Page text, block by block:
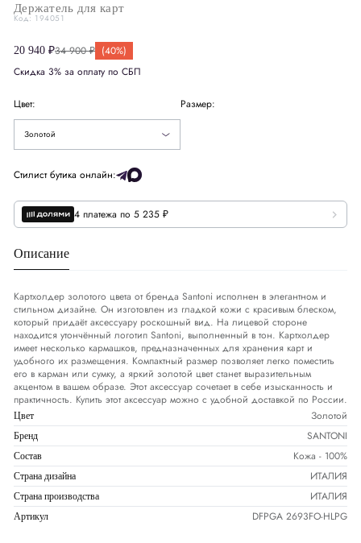
Держатель для карт
Код: 194051
20 940 ₽34 900 ₽ (40%)
Скидка 3% за оплату по СБП
Цвет:
Золотой
Размер:
Стилист бутика онлайн:
4 платежа по 5 235 ₽
Описание
Картхолдер золотого цвета от бренда Santoni исполнен в элегантном и
стильном дизайне. Он изготовлен из гладкой кожи с красивым блеском,
который придаёт аксессуару роскошный вид. На лицевой стороне
находится утончённый логотип Santoni, выполненный в тон. Картхолдер
имеет несколько кармашков, предназначенных для хранения карт и
удобного их размещения. Компактный размер позволяет легко поместить
его в карман или сумку, а яркий золотой цвет станет выразительным
акцентом в вашем образе. Этот аксессуар сочетает в себе изысканность и
практичность. Купить этот аксессуар можно с удобной доставкой по России.
Цвет Золотой
Бренд SANTONI
Состав Кожа - 100%
Страна дизайна ИТАЛИЯ
Страна производства ИТАЛИЯ
Артикул DFPGA 2693FO-HLPG